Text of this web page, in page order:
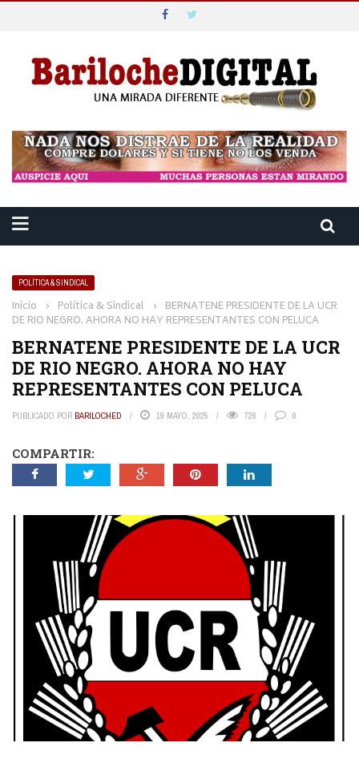
POLÍTICA & SINDICAL
Inicio › Política & Sindical › BERNATENE PRESIDENTE DE LA UCR
DE RIO NEGRO. AHORA NO HAY REPRESENTANTES CON PELUCA
BERNATENE PRESIDENTE DE LA UCR
DE RIO NEGRO. AHORA NO HAY
REPRESENTANTES CON PELUCA
PUBLICADO POR BARILOCHED 19 MAYO, 2025 726 0
COMPARTIR: